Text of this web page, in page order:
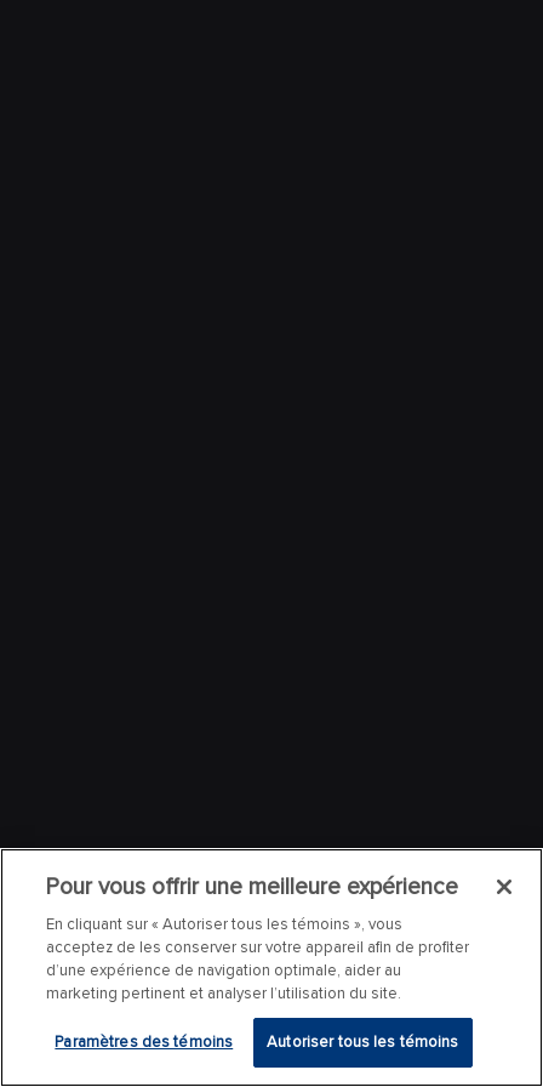
Pour vous offrir une meilleure expérience
En cliquant sur « Autoriser tous les témoins », vous
acceptez de les conserver sur votre appareil afin de profiter
d’une expérience de navigation optimale, aider au
marketing pertinent et analyser l’utilisation du site.
Paramètres des témoins Autoriser tous les témoins